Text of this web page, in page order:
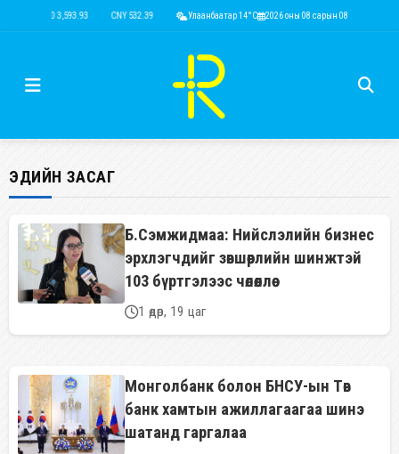
USD 3,593.93 CNY 532.39 RUB 44.15 EUR 4,149.01 KRW 2.52
Улаанбаатар 14°C 2026 оны 08 сарын 08
ЭДИЙН ЗАСАГ
Б.Сэмжидмаа: Нийслэлийн бизнес
эрхлэгчдийг зөвшөөрлийн шинжтэй
103 бүртгэлээс чөлөөллөө
1 өдөр, 19 цаг
Монголбанк болон БНСУ-ын Төв
банк хамтын ажиллагаагаа шинэ
шатанд гаргалаа